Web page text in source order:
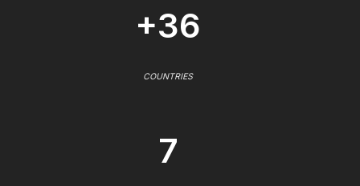
+36
COUNTRIES
7